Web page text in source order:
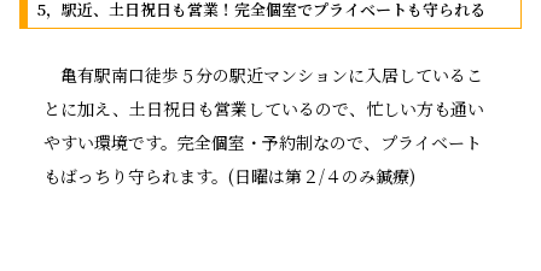
5，駅近、土日祝日も営業！完全個室でプライベートも守られる
亀有駅南口徒歩５分の駅近マンションに入居しているこ
とに加え、土日祝日も営業しているので、忙しい方も通い
やすい環境です。完全個室・予約制なので、プライベート
もばっちり守られます。 (日曜は第２/４のみ鍼療)